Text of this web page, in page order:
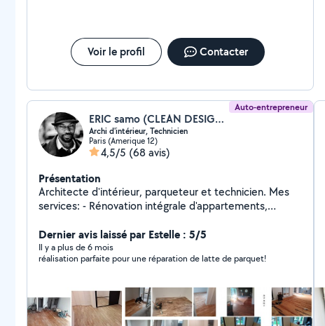
Voir le profil Contacter
Auto-entrepreneur
ERIC samo (CLEAN DESIGN PARIS)
Archi d'intérieur, Technicien
Paris (Amerique 12)
4,5/5 (68 avis)
Présentation
Architecte d'intérieur, parqueteur et technicien. Mes
services: - Rénovation intégrale d'appartements,
carrelage, paquets. Ponçage, vitrification et réparation
des parquets. Réalisation des projets d'aménagements
en 3D. PS: En cas de contact privé, merci de m'envoyer
sur l'icone téléphonique en haut sur la droite de ma
page .(Je n'ai pas accès à toute les catégories pour
pouvoir répondre à certains msg)
Dernier avis laissé par Estelle : 5/5
Il y a plus de 6 mois
réalisation parfaite pour une réparation de latte de parquet!